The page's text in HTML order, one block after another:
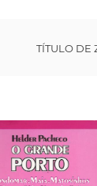
TÍTULO DE